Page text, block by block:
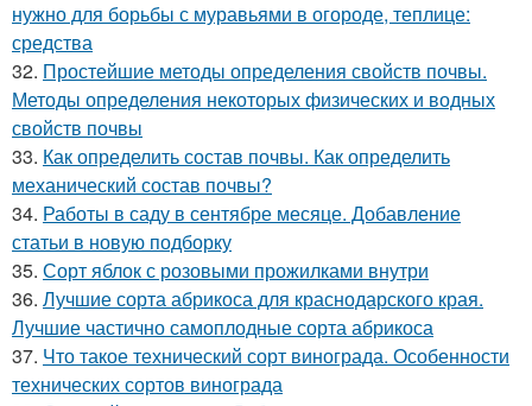
нужно для борьбы с муравьями в огороде, теплице:
средства
32. Простейшие методы определения свойств почвы.
Методы определения некоторых физических и водных
свойств почвы
33. Как определить состав почвы. Как определить
механический состав почвы?
34. Работы в саду в сентябре месяце. Добавление
статьи в новую подборку
35. Сорт яблок с розовыми прожилками внутри
36. Лучшие сорта абрикоса для краснодарского края.
Лучшие частично самоплодные сорта абрикоса
37. Что такое технический сорт винограда. Особенности
технических сортов винограда